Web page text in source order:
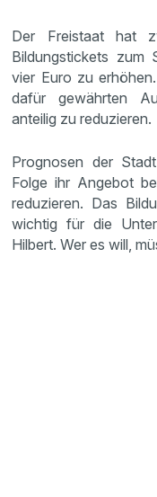
Der Freistaat hat
Bildungstickets zum
vier Euro zu
dafür gewährten
anteilig zu reduzieren.
Prognosen der
Folge ihr Angebot
reduzieren. Das
wichtig für die
Hilbert. Wer es will,